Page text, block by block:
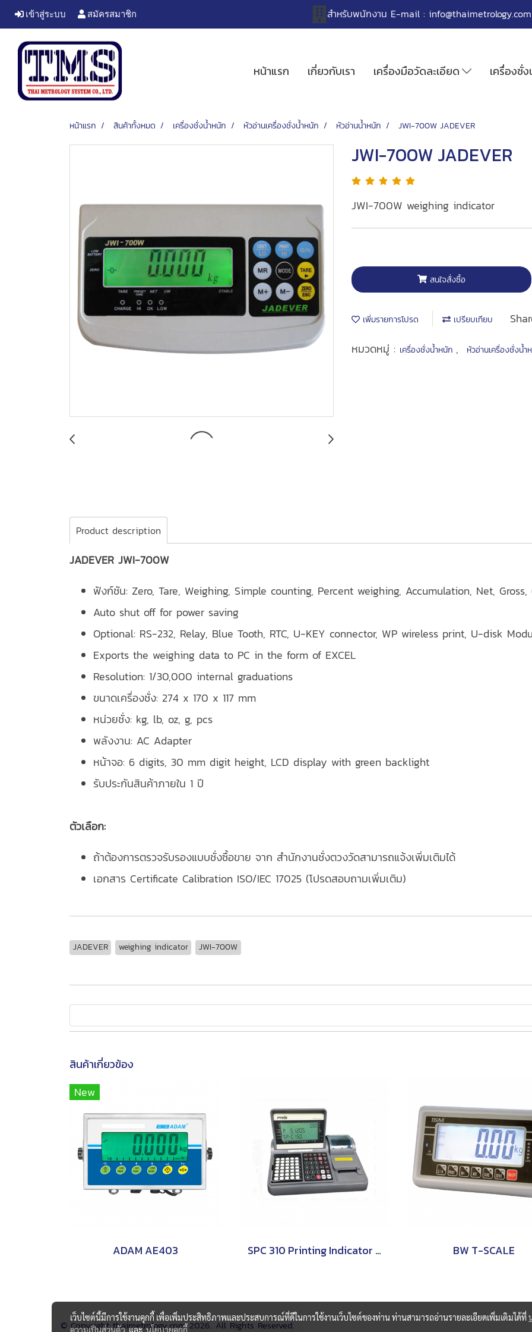
เข้าสู่ระบบ สมัครสมาชิก สำหรับพนักงาน E-mail : info@thaimetrology.com
หน้าแรก เกี่ยวกับเรา เครื่องมือวัดละเอียด เครื่องชั่
หน้าแรก สินค้าทั้งหมด เครื่องชั่งน้ำหนัก หัวอ่านเครื่องชั่งน้ำหนัก หัวอ่านน้ำหนัก JWI-700W JADEVER
JWI-700W JADEVER
JWI-700W weighing indicator
สนใจสั่งซื้อ
เพิ่มรายการโปรด เปรียบเทียบ
หมวดหมู่ : เครื่องชั่งน้ำหนัก , หัวอ่านเครื่องชั่งน้ำ
Product description
JADEVER JWI-700W
ฟังก์ชัน: Zero, Tare, Weighing, Simple counting, Percent weighing, Accumulation, Net,
Auto shut off for power saving
Optional: RS-232, Relay, Blue Tooth, RTC, U-KEY connector, WP wireless print, U-disk
Exports the weighing data to PC in the form of EXCEL
Resolution: 1/30,000 internal graduations
ขนาดเครื่องชั่ง: 274 x 170 x 117 mm
หน่วยชั่ง: kg, lb, oz, g, pcs
พลังงาน: AC Adapter
หน้าจอ: 6 digits, 30 mm digit height, LCD display with green backlight
รับประกันสินค้าภายใน 1 ปี
ตัวเลือก:
ถ้าต้องการตรวจรับรองแบบชั่งซื้อขาย จาก สำนักงานชั่งตวงวัดสามารถแจ้งเพิ่มเติมได้
เอกสาร Certificate Calibration ISO/IEC 17025 (โปรดสอบถามเพิ่มเติม)
JADEVER weighing indicator JWI-700W
สินค้าเกี่ยวข้อง
New
ADAM AE403 SPC 310 Printing Indicator (Counting Indicator) PRIS BW T-SCALE
© Copyright thaimetrology.com 2026. All Rights Reserved.
เว็บไซต์นี้มีการใช้งานคุกกี้ เพื่อเพิ่มประสิทธิภาพและประสบการณ์ที่ดีในการใช้งานเว็บไซต์ของท่าน ท่านสามารถอ่านรายละเอียดเพิ่มเติมได้ที่
ความเป็นส่วนตัวและนโยบายคุกกี้